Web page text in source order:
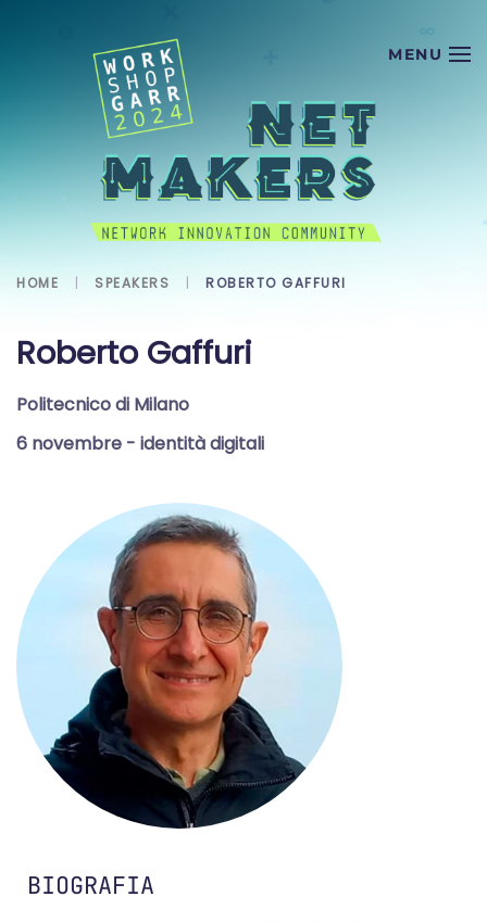
Skip to main content
HOME SPEAKERS ROBERTO GAFFURI
Roberto Gaffuri
Politecnico di Milano
6 novembre - identità digitali
BIOGRAFIA